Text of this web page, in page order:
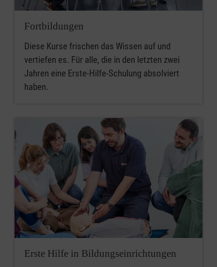
Fortbildungen
Diese Kurse frischen das Wissen auf und
vertiefen es. Für alle, die in den letzten zwei
Jahren eine Erste-Hilfe-Schulung absolviert
haben.
Erste Hilfe in Bildungseinrichtungen